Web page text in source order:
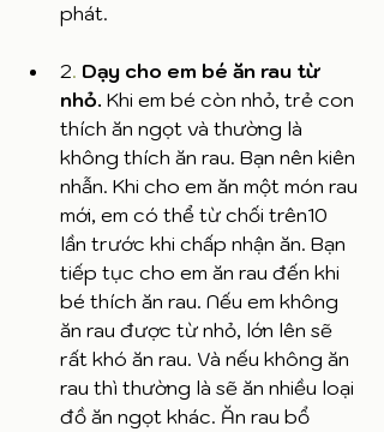
phát.
2. Dạy cho em bé ăn rau từ
nhỏ. Khi em bé còn nhỏ, trẻ con
thích ăn ngọt và thường là
không thích ăn rau. Bạn nên kiên
nhẫn. Khi cho em ăn một món rau
mới, em có thể từ chối trên10
lần trước khi chấp nhận ăn. Bạn
tiếp tục cho em ăn rau đến khi
bé thích ăn rau. Nếu em không
ăn rau được từ nhỏ, lớn lên sẽ
rất khó ăn rau. Và nếu không ăn
rau thì thường là sẽ ăn nhiều loại
đồ ăn ngọt khác. Ăn rau bổ